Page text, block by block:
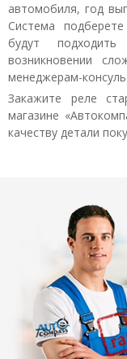
автомобиля, год
Система
будут
возникновении
менеджерам-
Закажите реле
магазине
качеству детали